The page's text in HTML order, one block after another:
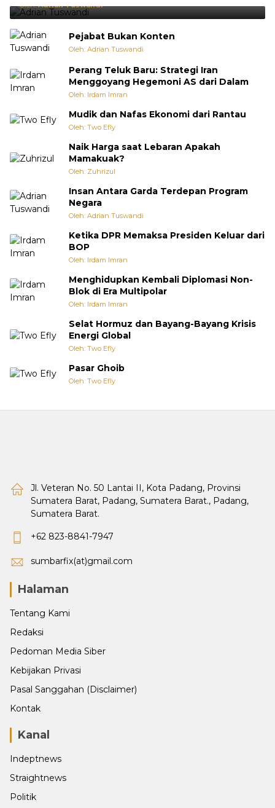
Oleh:Adrian Tuswandi
Pejabat Bukan Konten
Oleh: Adrian Tuswandi
Perang Teluk Baru: Strategi Iran
Menggoyang Hegemoni AS dari Dalam
Oleh: Irdam Imran
Mudik dan Nafas Ekonomi dari Rantau
Oleh: Two Efly
Naik Harga saat Lebaran Apakah
Mamakuak?
Oleh: Zuhrizul
Insan Antara Garda Terdepan Program
Negara
Oleh: Adrian Tuswandi
Ketika DPR Memaksa Presiden Keluar dari
BOP
Oleh: Irdam Imran
Menghidupkan Kembali Diplomasi Non-
Blok di Era Multipolar
Oleh: Irdam Imran
Selat Hormuz dan Bayang-Bayang Krisis
Energi Global
Oleh: Two Efly
Pasar Ghoib
Oleh: Two Efly
Jl. Veteran No. 50 Lantai II, Kota Padang, Provinsi
Sumatera Barat, Padang, Sumatera Barat., Padang,
Sumatera Barat.
+62 823-8841-7947
sumbarfix(at)gmail.com
Halaman
Tentang Kami
Redaksi
Pedoman Media Siber
Kebijakan Privasi
Pasal Sanggahan (Disclaimer)
Kontak
Kanal
Indeptnews
Straightnews
Politik